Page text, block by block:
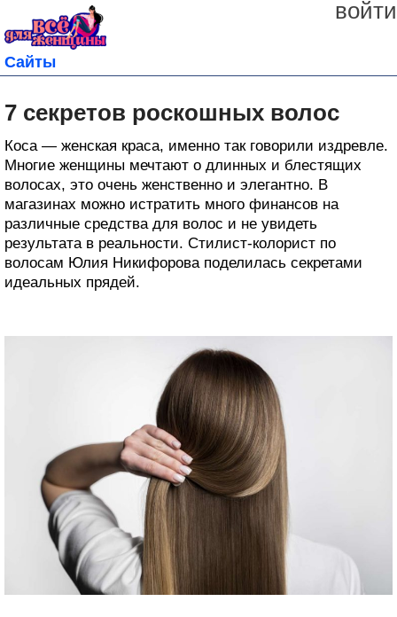
войти
Сайты
7 секретов роскошных волос
Коса — женская краса, именно так говорили издревле.
Многие женщины мечтают о длинных и блестящих
волосах, это очень женственно и элегантно. В
магазинах можно истратить много финансов на
различные средства для волос и не увидеть
результата в реальности. Стилист-колорист по
волосам Юлия Никифорова поделилась секретами
идеальных прядей.